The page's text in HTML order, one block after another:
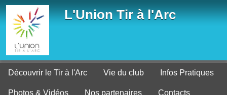
L'Union Tir à l'Arc
Découvrir le Tir à l'Arc Vie du club Infos Pratiques
Photos & Vidéos Nos partenaires Contacts
Panneau de gestion des cookies